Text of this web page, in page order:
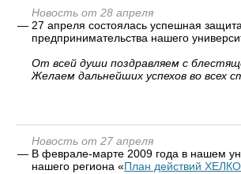
Новость от 28 апреля
— 27 апреля состоялась успешная
предпринимательства нашего
От всей души поздравляем с
Желаем дальнейших успехов во всех
Новость от 27 апреля
— В феврале-марте 2009 года в нашем
нашего региона «План действий